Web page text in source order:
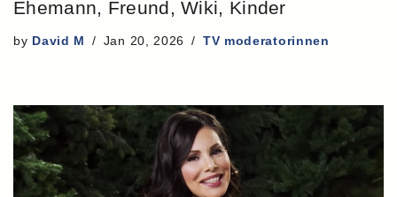
Ehemann, Freund, Wiki, Kinder
by David M Jan 20, 2026 TV moderatorinnen